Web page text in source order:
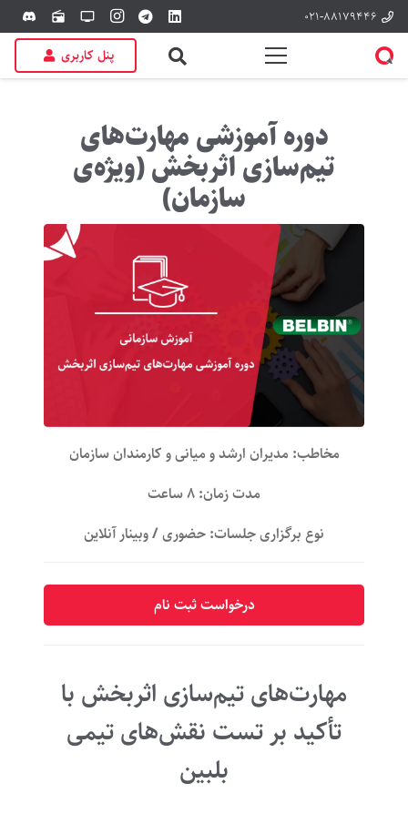
۰۲۱-۸۸۱۷۹۴۴۶ tv
radio
discord
پنل کاربری
دوره آموزشی مهارت‌های
تیم‌سازی اثربخش (ویژه‌ی
سازمان)
مخاطب: مدیران ارشد و میانی و کارمندان سازمان
مدت زمان: ۸ ساعت
نوع برگزاری جلسات: حضوری / وبینار آنلاین
درخواست ثبت نام
مهارت‌های تیم‌سازی اثربخش با
تأکید بر تست نقش‌های تیمی
بلبین